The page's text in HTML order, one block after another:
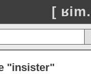
[
"insister"